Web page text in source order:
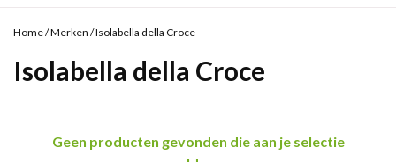
Home/Merken /Isolabella della Croce
Isolabella della Croce
Geen producten gevonden die aan je selectie